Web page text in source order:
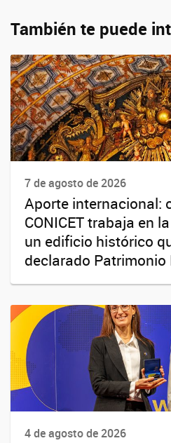
También te puede
7 de agosto de 2026
Aporte internacional:
CONICET trabaja en
un edificio histórico
declarado Patrimonio
4 de agosto de 2026